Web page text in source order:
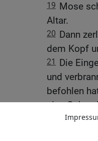
19 Mose
Altar.
20 Dann
dem Kopf
21
Die
und
befohlen
eine Gabe,
Dann
Opfer zur